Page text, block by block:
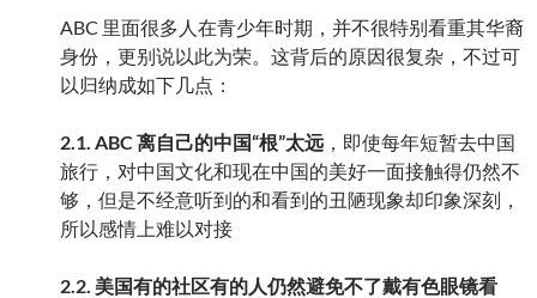
ABC 里面很多人在青少年时期，并不很特别看重其华裔
身份，更别说以此为荣。这背后的原因很复杂，不过可
以归纳成如下几点：
2.1. ABC 离自己的中国“根”太远 ，即使每年短暂去中国
旅行，对中国文化和现在中国的美好一面接触得仍然不
够，但是不经意听到的和看到的丑陋现象却印象深刻，
所以感情上难以对接
2.2. 美国有的社区有的人仍然避免不了戴有色眼镜看